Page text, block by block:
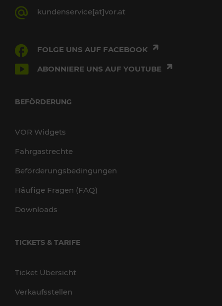
kundenservice[at]vor.at
FOLGE UNS AUF FACEBOOK
ABONNIERE UNS AUF YOUTUBE
BEFÖRDERUNG
VOR Widgets
Fahrgastrechte
Beförderungsbedingungen
Häufige Fragen (FAQ)
Downloads
TICKETS & TARIFE
Ticket Übersicht
Verkaufsstellen